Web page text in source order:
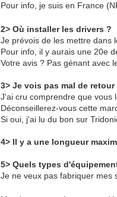
Pour info, je suis en France
2> Où installer les drivers ?
Je prévois de les mettre dans
Pour info, il y aurais une 20e
Votre avis ? Pas génant avec
3> Je vois pas mal de
J'ai cru comprendre que vous
Déconseillerez-vous cette
Si oui, j'ai lu du bon sur
4> Il y a une longueur
5> Quels types
Je ne veux pas fabriquer